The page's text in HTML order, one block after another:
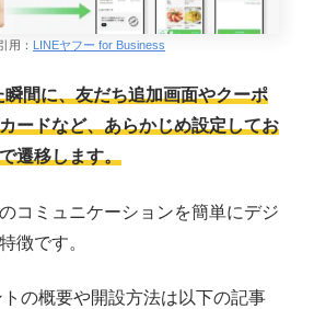
用： LINEヤフー for Business
間に、友だち追加画面やクーポ
ードなど、あらかじめ設定してお
遷移します。
コミュニケーションを簡単にデジ
徴です。
の概要や開設方法は以下の記事